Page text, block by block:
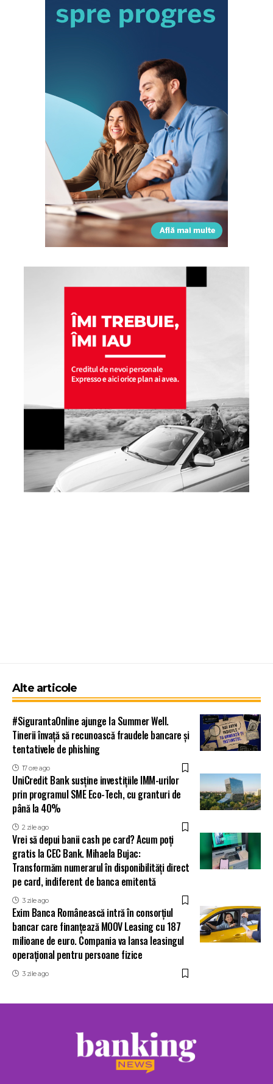
Alte articole
#SigurantaOnline ajunge la Summer Well.
Tinerii învață să recunoască fraudele bancare și
tentativele de phishing
17 ore ago
UniCredit Bank susține investițiile IMM-urilor
prin programul SME Eco-Tech, cu granturi de
până la 40%
2 zile ago
Vrei să depui banii cash pe card? Acum poți
gratis la CEC Bank. Mihaela Bujac:
Transformăm numerarul în disponibilități direct
pe card, indiferent de banca emitentă
3 zile ago
Exim Banca Românească intră în consorțiul
bancar care finanțează MOOV Leasing cu 187
milioane de euro. Compania va lansa leasingul
operațional pentru persoane fizice
3 zile ago